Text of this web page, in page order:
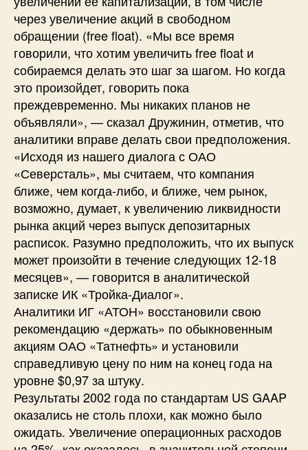
через увеличение акций в свободном
обращении (free float). «Мы все время
говорили, что хотим увеличить free float и
собираемся делать это шаг за шагом. Но когда
это произойдет, говорить пока
преждевременно. Мы никаких планов не
объявляли», — сказал Дружинин, отметив, что
аналитики вправе делать свои предположения.
«Исходя из нашего диалога с ОАО
«Северсталь», мы считаем, что компания
ближе, чем когда-либо, и ближе, чем рынок,
возможно, думает, к увеличению ликвидности
рынка акций через выпуск депозитарных
расписок. Разумно предположить, что их выпуск
может произойти в течение следующих 12-18
месяцев», — говорится в аналитической
записке ИК «Тройка-Диалог».
Аналитики ИГ «АТОН» восстановили свою
рекомендацию «держать» по обыкновенным
акциям ОАО «Татнефть» и установили
справедливую цену по ним на конец года на
уровне $0,97 за штуку.
Результаты 2002 года по стандартам US GAAP
оказались не столь плохи, как можно было
ожидать. Увеличение операционных расходов